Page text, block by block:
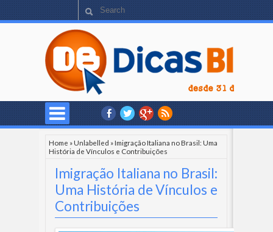
Home »Unlabelled »Imigração Italiana no Brasil: Uma
História de Vínculos e Contribuições
Imigração Italiana no Brasil:
Uma História de Vínculos e
Contribuições